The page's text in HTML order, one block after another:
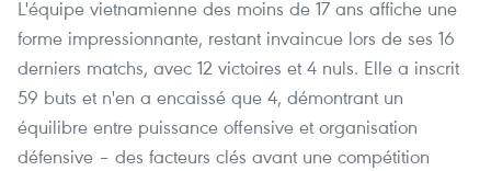
L'équipe vietnamienne des moins de 17 ans affiche une
forme impressionnante, restant invaincue lors de ses 16
derniers matchs, avec 12 victoires et 4 nuls. Elle a inscrit
59 buts et n'en a encaissé que 4, démontrant un
équilibre entre puissance offensive et organisation
défensive – des facteurs clés avant une compétition